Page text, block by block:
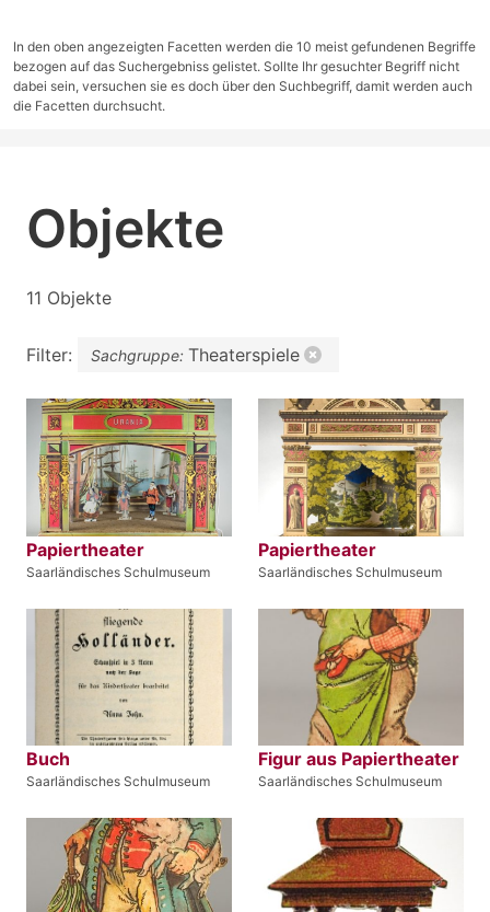
In den oben angezeigten Facetten werden die 10 meist gefundenen Begriffe
bezogen auf das Suchergebniss gelistet. Sollte Ihr gesuchter Begriff nicht
dabei sein, versuchen sie es doch über den Suchbegriff, damit werden auch
die Facetten durchsucht.
Objekte
11 Objekte
Filter: Sachgruppe: Theaterspiele
Papiertheater
Saarländisches Schulmuseum
Papiertheater
Saarländisches Schulmuseum
Buch
Saarländisches Schulmuseum
Figur aus Papiertheater
Saarländisches Schulmuseum